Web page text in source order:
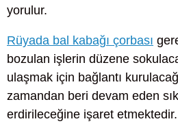
yorulur.
Rüyada bal kabağı çorbası
bozulan işlerin düzene
ulaşmak için bağlantı
zamandan beri devam eden
erdirileceğine işaret etmektedir.